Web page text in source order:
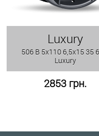
Luxury
506 B 5x110 6,5x15 35
Luxury
2853 грн.